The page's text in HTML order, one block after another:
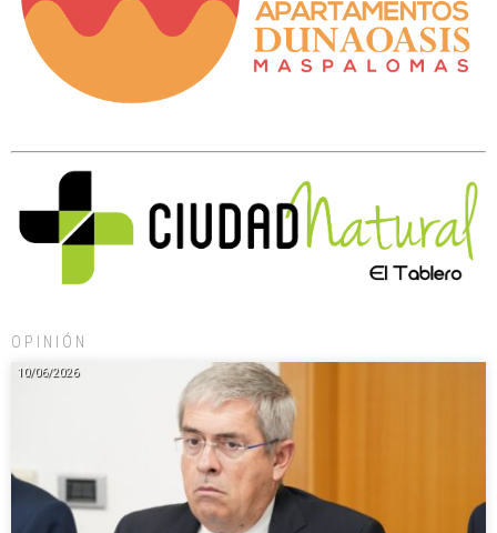
OPINIÓN
10/06/2026